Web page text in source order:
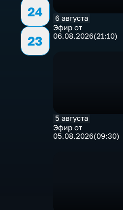
24
23
6 августа
Эфир от
06.08.2026(21:10)
5 августа
Эфир от
05.08.2026(09:30)